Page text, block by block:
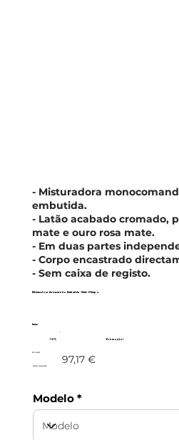
Misturadora de Lavatório Embutida - Série Olimpo
Imex
Promoção!
- 10%
87,45 € 97,17 €
c/IVA incluído
Modelo
- Misturadora
embutida.
- Latão acabado cromado,
mate e ouro rosa mate.
- Em duas partes
- Corpo encastrado
- Sem caixa de registo.